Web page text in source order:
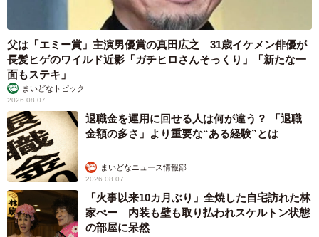
父は「エミー賞」主演男優賞の真田広之 31歳イケメン俳優が
長髪ヒゲのワイルド近影「ガチヒロさんそっくり」「新たな一
面もステキ」
まいどなトピック
2026.08.07
退職金を運用に回せる人は何が違う？ 「退職
金額の多さ」より重要な“ある経験”とは
まいどなニュース情報部
2026.08.07
「火事以来10カ月ぶり」全焼した自宅訪れた林
家ぺー 内装も壁も取り払われスケルトン状態
の部屋に呆然